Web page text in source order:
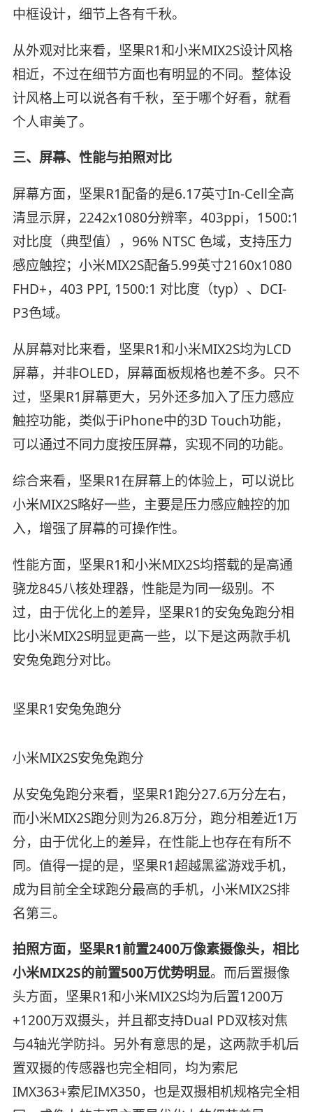
中框设计，细节上各有千秋。
从外观对比来看，坚果R1和小米MIX2S设计风格
相近，不过在细节方面也有明显的不同。整体设
计风格上可以说各有千秋，至于哪个好看，就看
个人审美了。
三、屏幕、性能与拍照对比
屏幕方面，坚果R1配备的是6.17英寸In-Cell全高
清显示屏，2242x1080分辨率，403ppi，1500:1
对比度（典型值），96% NTSC 色域，支持压力
感应触控；小米MIX2S配备5.99英寸2160x1080
FHD+，403 PPI, 1500:1 对比度（typ）、DCI-
P3色域。
从屏幕对比来看，坚果R1和小米MIX2S均为LCD
屏幕，并非OLED，屏幕面板规格也差不多。只不
过，坚果R1屏幕更大，另外还多加入了压力感应
触控功能，类似于iPhone中的3D Touch功能，
可以通过不同力度按压屏幕，实现不同的功能。
综合来看，坚果R1在屏幕上的体验上，可以说比
小米MIX2S略好一些，主要是压力感应触控的加
入，增强了屏幕的可操作性。
性能方面，坚果R1和小米MIX2S均搭载的是高通
骁龙845八核处理器，性能是为同一级别。不
过，由于优化上的差异，坚果R1的安兔兔跑分相
比小米MIX2S明显更高一些，以下是这两款手机
安兔兔跑分对比。
坚果R1安兔兔跑分
小米MIX2S安兔兔跑分
从安兔兔跑分来看，坚果R1跑分27.6万分左右，
而小米MIX2S跑分则为26.8万分，跑分相差近1万
分，由于优化上的差异，在性能上也存在有所不
同。值得一提的是，坚果R1超越黑鲨游戏手机，
成为目前全全球跑分最高的手机，小米MIX2S排
名第三。
拍照方面，坚果R1前置2400万像素摄像头，相比
小米MIX2S的前置500万优势明显。而后置摄像
头方面，坚果R1和小米MIX2S均为后置1200万
+1200万双摄头，并且都支持Dual PD双核对焦
与4轴光学防抖。另外有意思的是，这两款手机后
置双摄的传感器也完全相同，均为索尼
IMX363+索尼IMX350，也是双摄相机规格完全相